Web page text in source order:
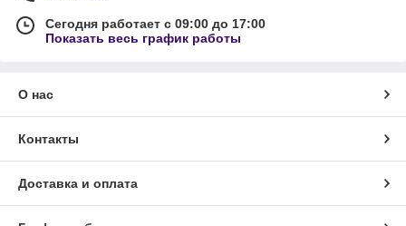
Сегодня работает с 09:00 до 17:00
Показать весь график работы
О нас
Контакты
Доставка и оплата